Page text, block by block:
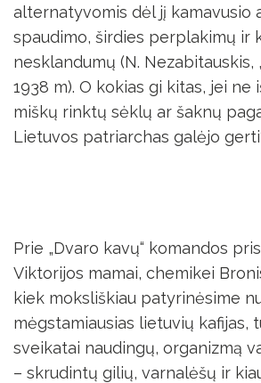
alternatyvomis dėl jį kamavusio
spaudimo, širdies perplakimų ir
nesklandumų (N. Nezabitauskis,
1938 m). O kokias gi kitas, jei ne
miškų rinktų sėklų ar šaknų
Lietuvos patriarchas galėjo
Prie „Dvaro kavų“ komandos
Viktorijos mamai, chemikei
kiek moksliškiau patyrinėsime
mėgstamiausias lietuvių kafijas,
sveikatai naudingų, organizmą
– skrudintų gilių, varnalėšų ir